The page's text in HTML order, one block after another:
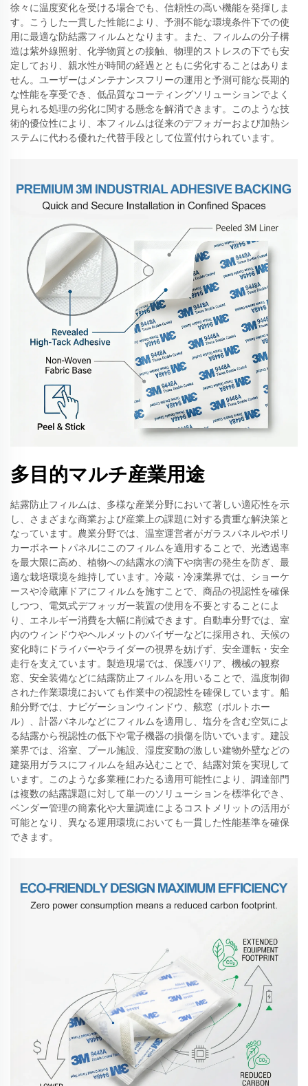
徐々に温度変化を受ける場合でも、信頼性の高い機能を発揮しま
す。こうした一貫した性能により、予測不能な環境条件下での使
用に最適な防結露フィルムとなります。また、フィルムの分子構
造は紫外線照射、化学物質との接触、物理的ストレスの下でも安
定しており、親水性が時間の経過とともに劣化することはありま
せん。ユーザーはメンテナンスフリーの運用と予測可能な長期的
な性能を享受でき、低品質なコーティングソリューションでよく
見られる処理の劣化に関する懸念を解消できます。このような技
術的優位性により、本フィルムは従来のデフォガーおよび加熱シ
ステムに代わる優れた代替手段として位置付けられています。
多目的マルチ産業用途
結露防止フィルムは、多様な産業分野において著しい適応性を示
し、さまざまな商業および産業上の課題に対する貴重な解決策と
なっています。農業分野では、温室運営者がガラスパネルやポリ
カーボネートパネルにこのフィルムを適用することで、光透過率
を最大限に高め、植物への結露水の滴下や病害の発生を防ぎ、最
適な栽培環境を維持しています。冷蔵・冷凍業界では、ショーケ
ースや冷蔵庫ドアにフィルムを施すことで、商品の視認性を確保
しつつ、電気式デフォッガー装置の使用を不要とすることによ
り、エネルギー消費を大幅に削減できます。自動車分野では、室
内のウィンドウやヘルメットのバイザーなどに採用され、天候の
変化時にドライバーやライダーの視界を妨げず、安全運転・安全
走行を支えています。製造現場では、保護バリア、機械の観察
窓、安全装備などに結露防止フィルムを用いることで、温度制御
された作業環境においても作業中の視認性を確保しています。船
舶分野では、ナビゲーションウィンドウ、舷窓（ポルトホー
ル）、計器パネルなどにフィルムを適用し、塩分を含む空気によ
る結露から視認性の低下や電子機器の損傷を防いでいます。建設
業界では、浴室、プール施設、湿度変動の激しい建物外壁などの
建築用ガラスにフィルムを組み込むことで、結露対策を実現して
います。このような多業種にわたる適用可能性により、調達部門
は複数の結露課題に対して単一のソリューションを標準化でき、
ベンダー管理の簡素化や大量調達によるコストメリットの活用が
可能となり、異なる運用環境においても一貫した性能基準を確保
できます。